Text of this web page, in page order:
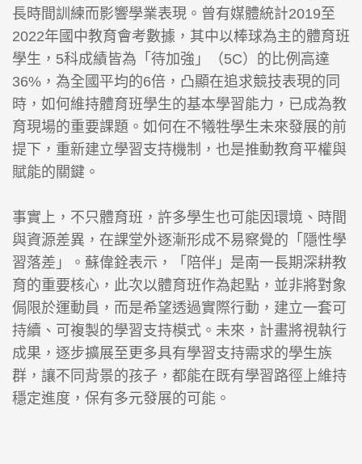
長時間訓練而影響學業表現。曾有媒體統計2019至
2022年國中教育會考數據，其中以棒球為主的體育班
學生，5科成績皆為「待加強」（5C）的比例高達
36%，為全國平均的6倍，凸顯在追求競技表現的同
時，如何維持體育班學生的基本學習能力，已成為教
育現場的重要課題。如何在不犧牲學生未來發展的前
提下，重新建立學習支持機制，也是推動教育平權與
賦能的關鍵。
事實上，不只體育班，許多學生也可能因環境、時間
與資源差異，在課堂外逐漸形成不易察覺的「隱性學
習落差」。蘇偉銓表示，「陪伴」是南一長期深耕教
育的重要核心，此次以體育班作為起點，並非將對象
侷限於運動員，而是希望透過實際行動，建立一套可
持續、可複製的學習支持模式。未來，計畫將視執行
成果，逐步擴展至更多具有學習支持需求的學生族
群，讓不同背景的孩子，都能在既有學習路徑上維持
穩定進度，保有多元發展的可能。